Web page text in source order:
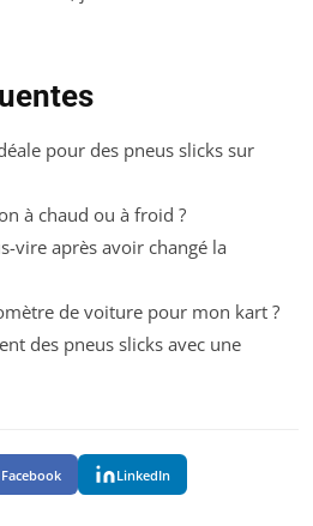
pour des pneus slicks sur
à chaud ou à froid ?
vire après avoir changé la
de voiture pour mon kart ?
des pneus slicks avec une
Facebook LinkedIn